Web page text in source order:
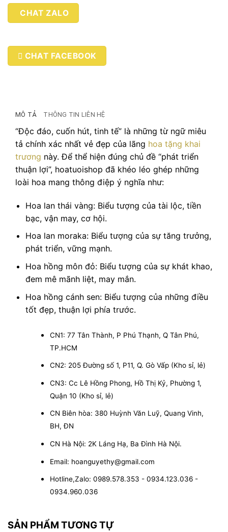
lợi
CHAT ZALO
CHAT FACEBOOK
MÔ TẢ THÔNG TIN LIÊN HỆ
“Độc đáo, cuốn hút, tinh tế” là những từ ngữ miêu
tả chính xác nhất vẻ đẹp của lãng hoa tặng khai
trương này. Để thể hiện đúng chủ đề “phát triển
thuận lợi”, hoatuoishop đã khéo léo ghép những
loài hoa mang thông điệp ý nghĩa như:
Hoa lan thái vàng: Biểu tượng của tài lộc, tiền
bạc, vận may, cơ hội.
Hoa lan moraka: Biểu tượng của sự tăng trưởng,
phát triển, vững mạnh.
Hoa hồng môn đỏ: Biểu tượng của sự khát khao,
đem mê mãnh liệt, may mắn.
Hoa hồng cánh sen: Biểu tượng của những điều
tốt đẹp, thuận lợi phía trước.
CN1: 77 Tân Thành, P Phú Thạnh, Q Tân Phú,
TP.HCM
CN2: 205 Đường số 1, P11, Q. Gò Vấp (Kho sỉ, lẻ)
CN3: Cc Lê Hồng Phong, Hồ Thị Kỷ, Phường 1,
Quận 10 (Kho sỉ, lẻ)
CN Biên hòa: 380 Huỳnh Văn Luỹ, Quang Vinh,
BH, ĐN
CN Hà Nội: 2K Láng Hạ, Ba Đình Hà Nội.
Email: hoanguyethy@gmail.com
Hotline,Zalo: 0989.578.353 - 0934.123.036 -
0934.960.036
SẢN PHẨM TƯƠNG TỰ